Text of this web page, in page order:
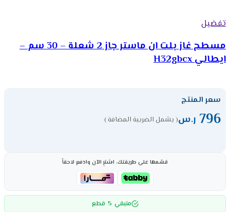
تفضيل
مسطح غاز بلت ان ماستر جاز 2 شعلة – 30 سم –
ايطالي H32gbcx
سعر المنتج
796 ر.س( يشمل الضريبة المضافة )
قسّمها على طريقتك، اشترِ الآن وادفع لاحقاً
متبقي 5 قطع